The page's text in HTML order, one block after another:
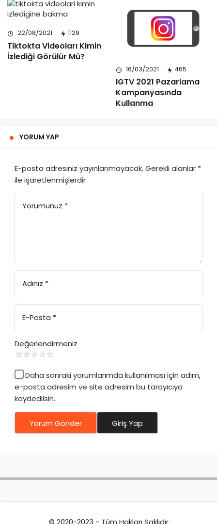
22/08/2021 1129
Tiktokta Videoları Kimin
İzlediği Görülür Mü?
16/03/2021 465
IGTV 2021 Pazarlama
Kampanyasında
Kullanma
YORUM YAP
E-posta adresiniz yayınlanmayacak. Gerekli alanlar *
ile işaretlenmişlerdir
Yorumunuz *
Adınız *
E-Posta *
Değerlendirmeniz
Daha sonraki yorumlarımda kullanılması için adım,
e-posta adresim ve site adresim bu tarayıcıya
kaydedilsin.
Yorum Gönder Giriş Yap
© 2020-2023 - Tüm Hakları Saklıdır